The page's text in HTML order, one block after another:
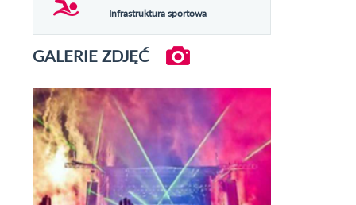
Infrastruktura sportowa
GALERIE ZDJĘĆ